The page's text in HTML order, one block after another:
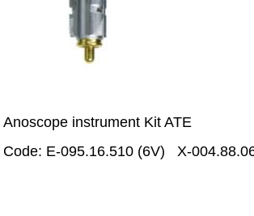
Anoscope instrument Kit ATE
Code: E-095.16.510 (6V) X-